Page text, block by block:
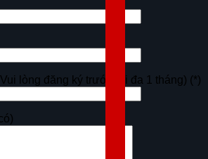
lòng đăng ký trước tối đa 1 tháng) (*)